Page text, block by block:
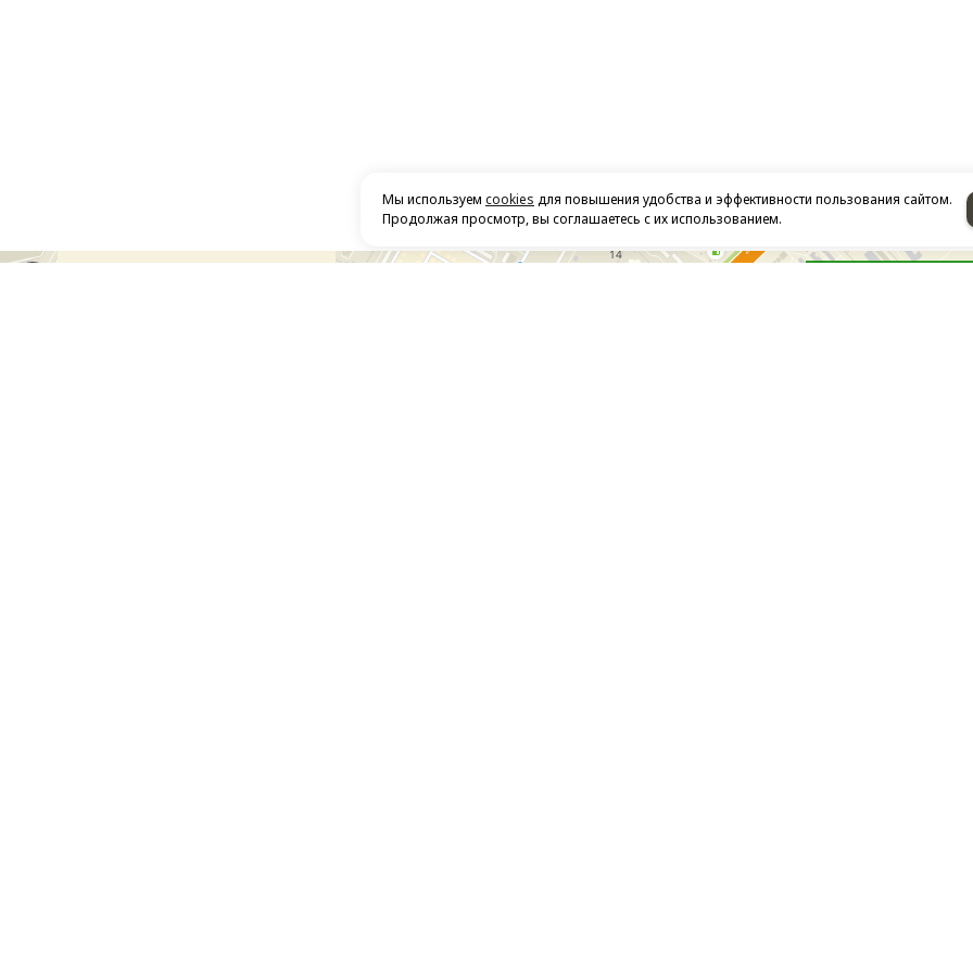
Мы используем cookies для повышения удобства и эффективности пользования сайтом.
Продолжая просмотр, вы соглашаетесь с их использованием.